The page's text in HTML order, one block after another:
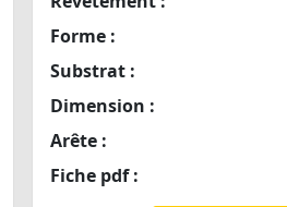
Forme :
Substrat :
Dimension :
Arête :
Fiche pdf :